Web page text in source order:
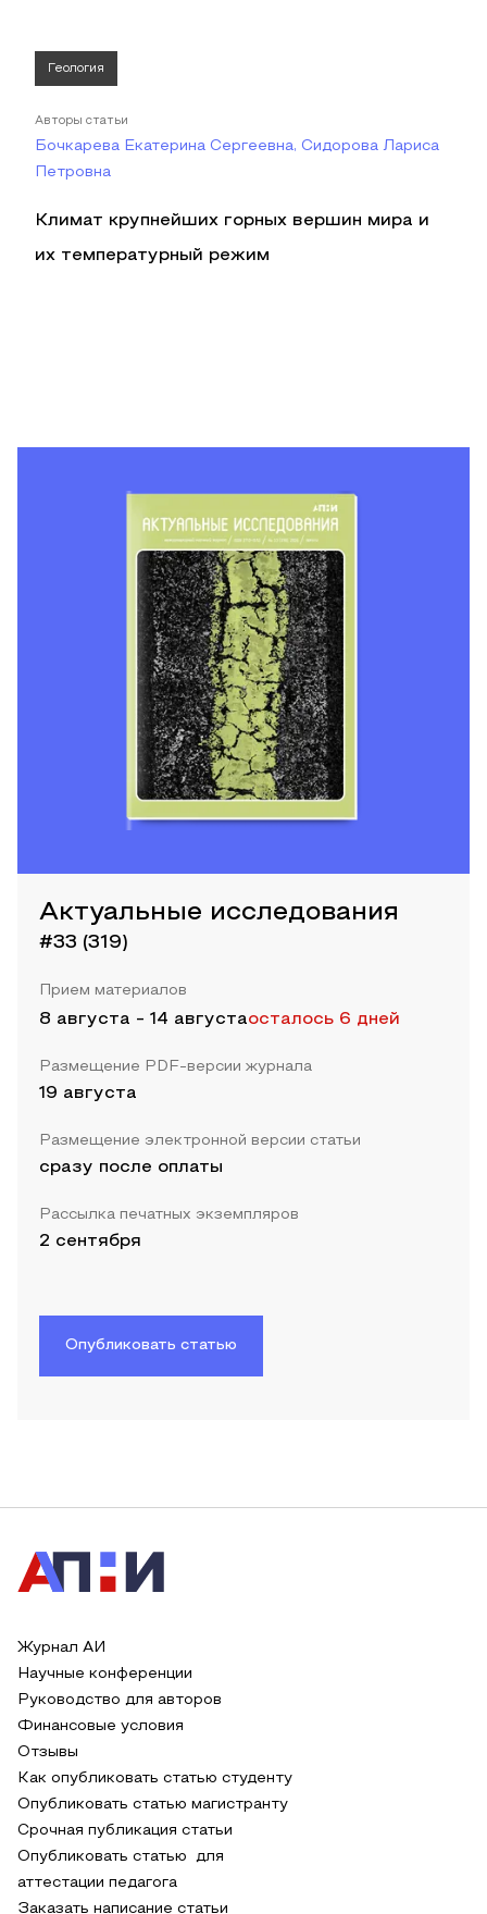
Геология
Авторы статьи
Бочкарева Екатерина Сергеевна, Сидорова Лариса
Петровна
Климат крупнейших горных вершин мира и
их температурный режим
Актуальные исследования
#33 (319)
Прием материалов
8 августа - 14 августаосталось 6 дней
Размещение PDF-версии журнала
19 августа
Размещение электронной версии статьи
сразу после оплаты
Рассылка печатных экземпляров
2 сентября
Опубликовать статью
Журнал АИ
Научные конференции
Руководство для авторов
Финансовые условия
Отзывы
Как опубликовать статью студенту
Опубликовать статью магистранту
Срочная публикация статьи
Опубликовать статью для
аттестации педагога
Заказать написание статьи